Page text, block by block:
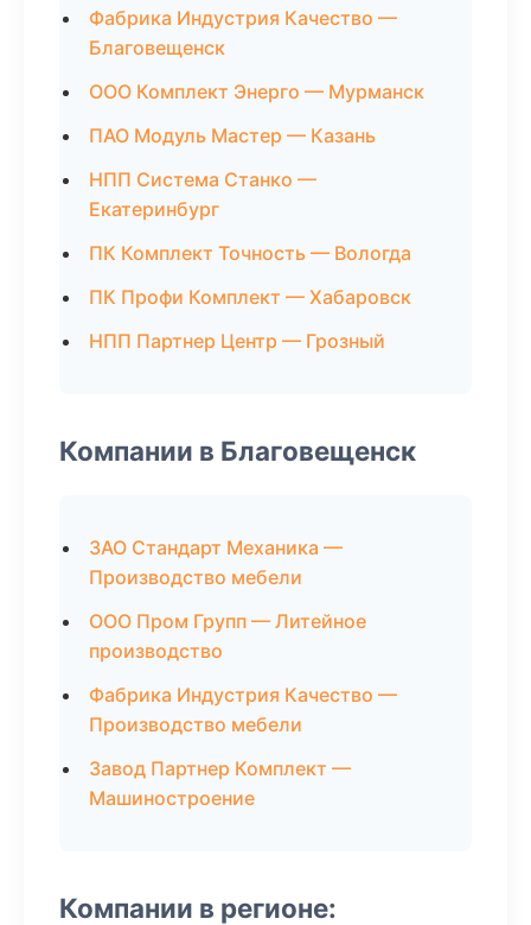
Фабрика Индустрия Качество —
Благовещенск
ООО Комплект Энерго — Мурманск
ПАО Модуль Мастер — Казань
НПП Система Станко —
Екатеринбург
ПК Комплект Точность — Вологда
ПК Профи Комплект — Хабаровск
НПП Партнер Центр — Грозный
Компании в Благовещенск
ЗАО Стандарт Механика —
Производство мебели
ООО Пром Групп — Литейное
производство
Фабрика Индустрия Качество —
Производство мебели
Завод Партнер Комплект —
Машиностроение
Компании в регионе: